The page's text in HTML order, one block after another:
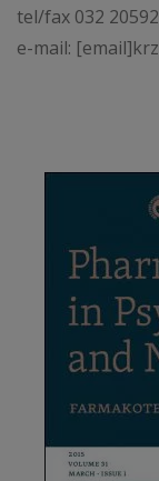
tel/fax 032
e-mail: